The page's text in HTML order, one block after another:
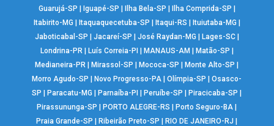
Guarujá-SP
Iguapé-SP Ilha Bela-SP Ilha Comprida-SP
Itabirito-MG
Itaquaquecetuba-SP Itaqui-RS Ituiutaba-MG
Jaboticabal-SP
Jacareí-SP José Raydan-MG Lages-SC|
Londrina-PR| Luís Correia-PI MANAUS-AM Matão-SP
Medianeira-PR
Mirassol-SP Mococa-SP Monte Alto-SP
Morro Agudo-SP
Novo Progresso-PA |Olímpia-SP |Osasco-
SP
Paracatu-MG Parnaíba-PI Peruíbe-SP Piracicaba-SP
Pirassununga-SP
PORTO ALEGRE-RS Porto Seguro-BA
Praia Grande-SP
Ribeirão Preto-SP RIO DE JANEIRO-RJ